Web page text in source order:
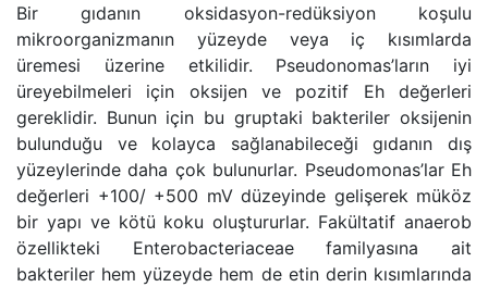
Bir gıdanın oksidasyon-redüksiyon koşulu
mikroorganizmanın yüzeyde veya iç kısımlarda
üremesi üzerine etkilidir. Pseudonomas’ların iyi
üreyebilmeleri için oksijen ve pozitif Eh değerleri
gereklidir. Bunun için bu gruptaki bakteriler oksijenin
bulunduğu ve kolayca sağlanabileceği gıdanın dış
yüzeylerinde daha çok bulunurlar. Pseudomonas’lar Eh
değerleri +100/ +500 mV düzeyinde gelişerek müköz
bir yapı ve kötü koku oluştururlar. Fakültatif anaerob
özellikteki Enterobacteriaceae familyasına ait
bakteriler hem yüzeyde hem de etin derin kısımlarında